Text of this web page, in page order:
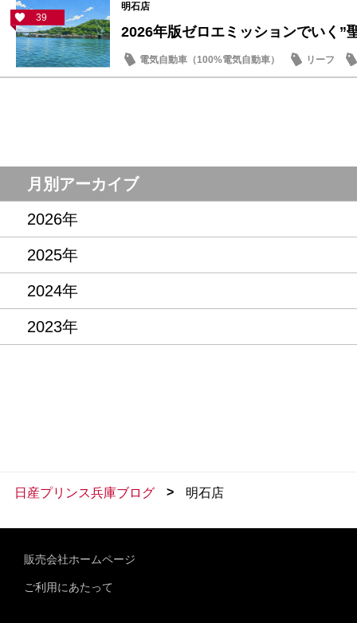
39
明石店
2026年版ゼロエミッションでいく”
電気自動車（100%電気自動車）
リーフ
話題の情報
月別アーカイブ
2026年
2025年
2024年
2023年
日産プリンス兵庫ブログ > 明石店
販売会社ホームページ
ご利用にあたって